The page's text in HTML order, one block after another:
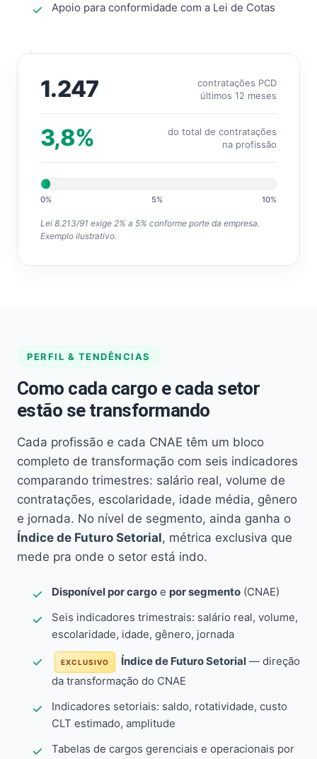
Apoio para conformidade com a Lei de Cotas
1.247
contratações PCD
últimos 12 meses
3,8%
do total de contratações
na profissão
0% 5% 10%
Lei 8.213/91 exige 2% a 5% conforme porte da empresa.
Exemplo ilustrativo.
PERFIL & TENDÊNCIAS
Como cada cargo e cada setor
estão se transformando
Cada profissão e cada CNAE têm um bloco
completo de transformação com seis indicadores
comparando trimestres: salário real, volume de
contratações, escolaridade, idade média, gênero
e jornada. No nível de segmento, ainda ganha o
Índice de Futuro Setorial, métrica exclusiva que
mede pra onde o setor está indo.
Disponível por cargo e por segmento (CNAE)
Seis indicadores trimestrais: salário real, volume,
escolaridade, idade, gênero, jornada
EXCLUSIVO Índice de Futuro Setorial — direção
da transformação do CNAE
Indicadores setoriais: saldo, rotatividade, custo
CLT estimado, amplitude
Tabelas de cargos gerenciais e operacionais por